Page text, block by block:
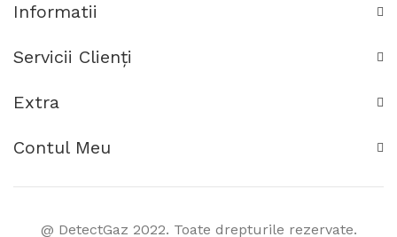
Informatii
Servicii Clienţi
Extra
Contul Meu
@ DetectGaz 2022. Toate drepturile rezervate.